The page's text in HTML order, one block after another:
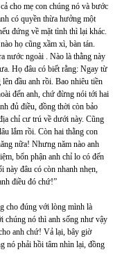
cho mẹ con chúng nó và bước
có quyền thừa hưởng một
đứng về mặt tình thì lại khác.
họ cũng xầm xì, bàn tán.
nước ngoài . Nào là thằng này
Họ đâu có biết rằng: Ngay từ
đầu anh rồi. Bao nhiêu tiền
đến anh, chứ đừng nói tới hai
đủ điều, đồng thời còn bảo
chỉ cư trú về dưới này. Cũng
lắm rồi. Còn hai thằng con
nữa! Nhưng năm nào anh
bổn phận anh chỉ lo có đến
này đâu có còn nhanh nhẹn,
điều đó chứ!”
cho đúng với lòng mình là
chúng nó thì anh sống như vậy
anh chứ! Vả lại, bây giờ
nó phải hồi tâm nhìn lại, đồng